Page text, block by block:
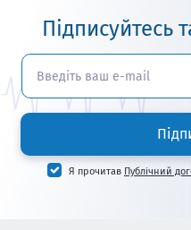
Підписуйтесь
Я прочитав Публічний